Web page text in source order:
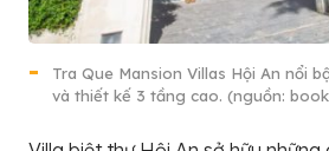
Tra Que Mansion Villas Hội An nổi
và thiết kế 3 tầng cao. (nguồn: